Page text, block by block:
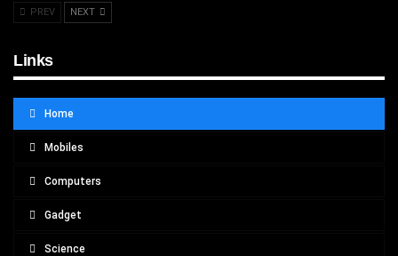
PREV NEXT
Links
Home
Mobiles
Computers
Gadget
Science